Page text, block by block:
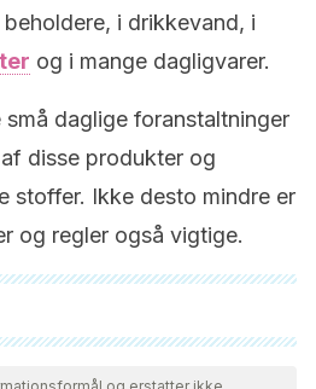
i drikkevand, i
og i mange dagligvarer.
daglige foranstaltninger
disse produkter og
stoffer. Ikke desto mindre er
og regler også vigtige.
gennemgået af vores team
aktualitet og validitet.